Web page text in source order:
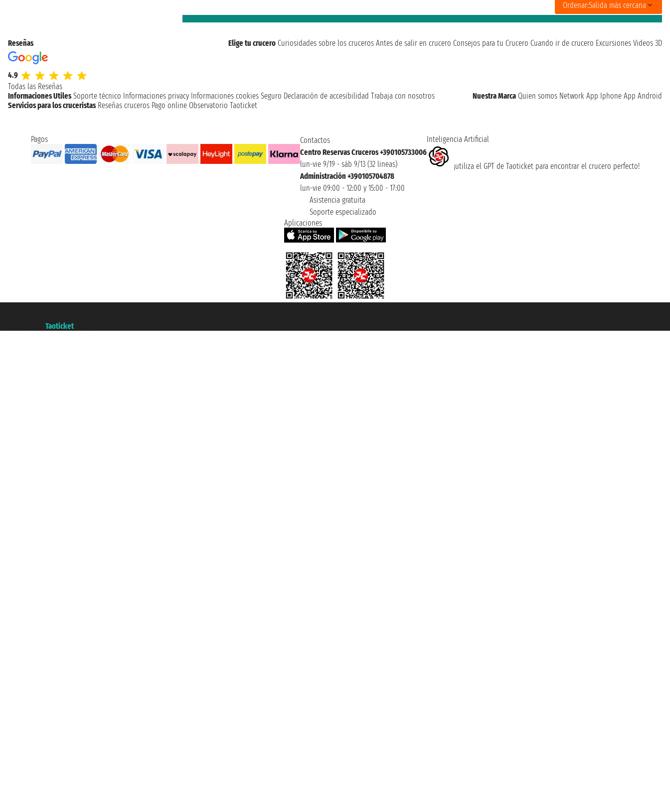
Ordenar:Salida más cercana
Reseñas
4.9
Todas las Reseñas
Elige tu crucero Curiosidades sobre los cruceros Antes de salir en crucero Consejos para tu Crucero Cuando ir de crucero Excursiones Videos 3D
Informaciones Utiles Soporte técnico Informaciones privacy Informaciones cookies Seguro Declaración de accesibilidad Trabaja con nosotros Nuestra Marca Quien somos Network App Iphone App Android
Servicios para los cruceristas Reseñas cruceros Pago online Observatorio Taoticket
Pagos
Contactos
Centro Reservas Cruceros +390105733006
lun-vie 9/19 - sáb 9/13 (32 lineas)
Administración +390105704878
lun-vie 09:00 - 12:00 y 15:00 - 17:00
Asistencia gratuita
Soporte especializado
Inteligencia Artificial
¡utiliza el GPT de Taoticket para encontrar el crucero perfecto!
Aplicaciones
Taoticket